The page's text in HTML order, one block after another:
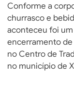
Conforme a
churrasco e
aconteceu foi
encerramento de
no Centro de
no município de